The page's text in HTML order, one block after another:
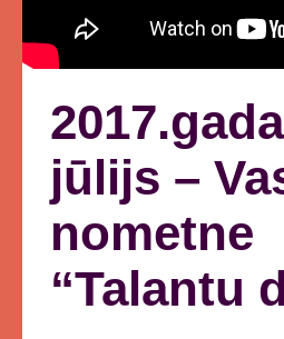
jūlijs –
nometne
“Talantu